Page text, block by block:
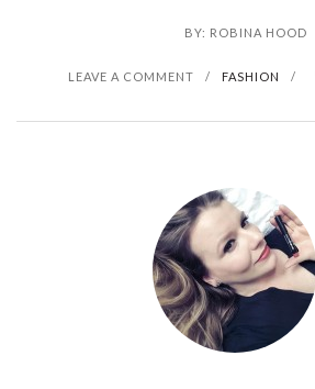
BY: ROBINA HOOD
LEAVE A COMMENT / FASHION /